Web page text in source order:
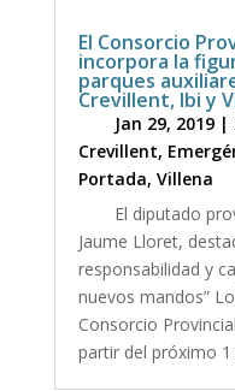
El Consorcio
incorpora la
parques
Crevillent, Ibi y
Jan 29, 2019|
Crevillent,
Portada, Villena
El diputado
Jaume Lloret,
responsabilidad y
nuevos mandos”
Consorcio
partir del próximo